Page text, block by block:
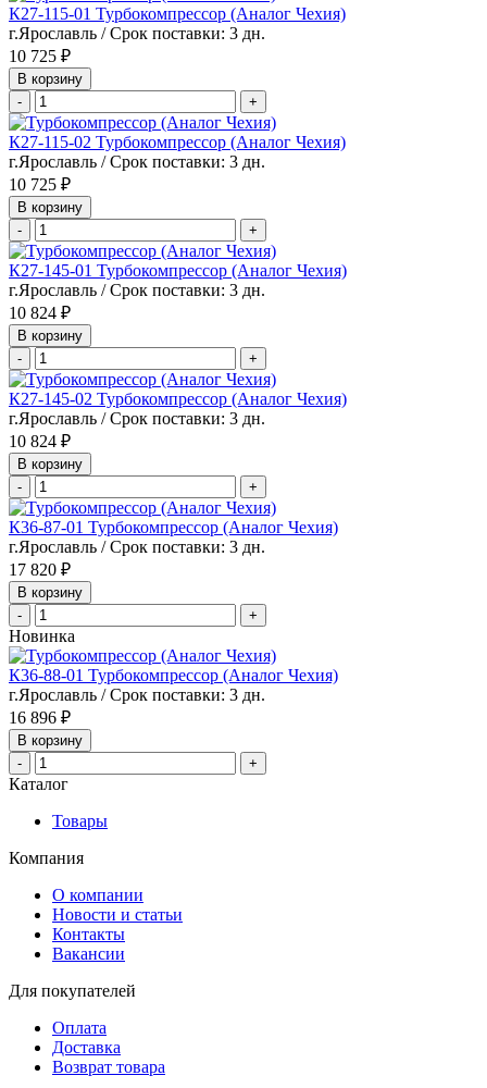
К27-115-01 Турбокомпрессор (Аналог Чехия)
г.Ярославль / Срок поставки: 3 дн.
10 725 ₽
В корзину
-
+
К27-115-02 Турбокомпрессор (Аналог Чехия)
г.Ярославль / Срок поставки: 3 дн.
10 725 ₽
В корзину
-
+
К27-145-01 Турбокомпрессор (Аналог Чехия)
г.Ярославль / Срок поставки: 3 дн.
10 824 ₽
В корзину
-
+
К27-145-02 Турбокомпрессор (Аналог Чехия)
г.Ярославль / Срок поставки: 3 дн.
10 824 ₽
В корзину
-
+
К36-87-01 Турбокомпрессор (Аналог Чехия)
г.Ярославль / Срок поставки: 3 дн.
17 820 ₽
В корзину
-
+
Новинка
К36-88-01 Турбокомпрессор (Аналог Чехия)
г.Ярославль / Срок поставки: 3 дн.
16 896 ₽
В корзину
-
+
Каталог
Товары
Компания
О компании
Новости и статьи
Контакты
Вакансии
Для покупателей
Оплата
Доставка
Возврат товара